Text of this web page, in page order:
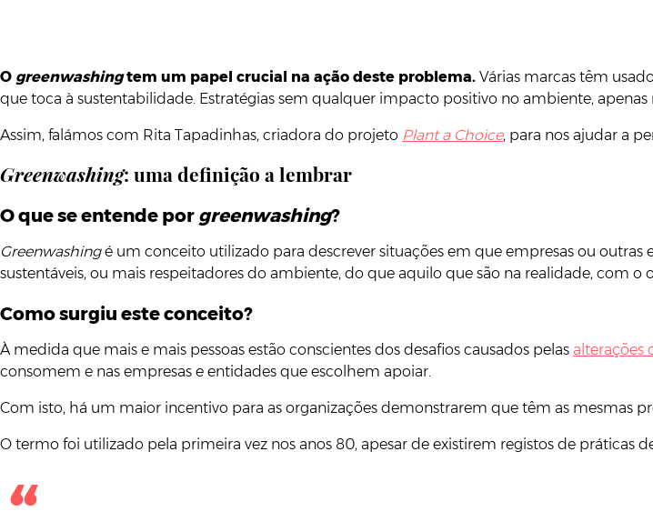
O greenwashingtem um papel crucial na ação deste problema. Várias marcas têm
que toca à sustentabilidade. Estratégias sem qualquer impacto positivo no ambiente, apenas
Assim, falámos com Rita Tapadinhas, criadora do projeto Plant a Choice, para nos ajudar a
Greenwashing: uma definição a lembrar
O que se entende por greenwashing?
Greenwashingé um conceito utilizado para descrever situações em que empresas ou
sustentáveis, ou mais respeitadores do ambiente, do que aquilo que são na realidade, com
Como surgiu este conceito?
À medida que mais e mais pessoas estão conscientes dos desafios causados pelas alterações
consomem e nas empresas e entidades que escolhem apoiar.
Com isto, há um maior incentivo para as organizações demonstrarem que têm as mesmas
O termo foi utilizado pela primeira vez nos anos 80, apesar de existirem registos de práticas